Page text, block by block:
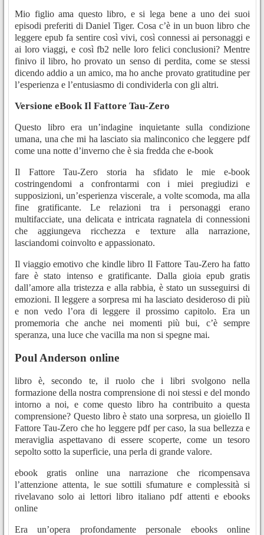
Mio figlio ama questo libro, e si lega bene a uno dei suoi
episodi preferiti di Daniel Tiger. Cosa c’è in un buon libro che
leggere epub fa sentire così vivi, così connessi ai personaggi e
ai loro viaggi, e così fb2 nelle loro felici conclusioni? Mentre
finivo il libro, ho provato un senso di perdita, come se stessi
dicendo addio a un amico, ma ho anche provato gratitudine per
l’esperienza e l’entusiasmo di condividerla con gli altri.
Versione eBook Il Fattore Tau-Zero
Questo libro era un’indagine inquietante sulla condizione
umana, una che mi ha lasciato sia malinconico che leggere pdf
come una notte d’inverno che è sia fredda che e-book
Il Fattore Tau-Zero storia ha sfidato le mie e-book
costringendomi a confrontarmi con i miei pregiudizi e
supposizioni, un’esperienza viscerale, a volte scomoda, ma alla
fine gratificante. Le relazioni tra i personaggi erano
multifacciate, una delicata e intricata ragnatela di connessioni
che aggiungeva ricchezza e texture alla narrazione,
lasciandomi coinvolto e appassionato.
Il viaggio emotivo che kindle libro Il Fattore Tau-Zero ha fatto
fare è stato intenso e gratificante. Dalla gioia epub gratis
dall’amore alla tristezza e alla rabbia, è stato un susseguirsi di
emozioni. Il leggere a sorpresa mi ha lasciato desideroso di più
e non vedo l’ora di leggere il prossimo capitolo. Era un
promemoria che anche nei momenti più bui, c’è sempre
speranza, una luce che vacilla ma non si spegne mai.
Poul Anderson online
libro è, secondo te, il ruolo che i libri svolgono nella
formazione della nostra comprensione di noi stessi e del mondo
intorno a noi, e come questo libro ha contribuito a questa
comprensione? Questo libro è stato una sorpresa, un gioiello Il
Fattore Tau-Zero che ho leggere pdf per caso, la sua bellezza e
meraviglia aspettavano di essere scoperte, come un tesoro
sepolto sotto la superficie, una perla di grande valore.
ebook gratis online una narrazione che ricompensava
l’attenzione attenta, le sue sottili sfumature e complessità si
rivelavano solo ai lettori libro italiano pdf attenti e ebooks
online
Era un’opera profondamente personale ebooks online